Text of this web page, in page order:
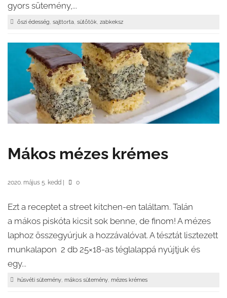
gyors sütemény,...
őszi édesség, sajttorta, sütőtök, zabkeksz
Mákos mézes krémes
2020. május 5. kedd 0
Ezt a receptet a street kitchen-en találtam. Talán
a mákos piskóta kicsit sok benne, de finom! A mézes
laphoz összegyúrjuk a hozzávalóvat. A tésztát lisztezett
munkalapon 2 db 25×18-as téglalappá nyújtjuk és
egy...
húsvéti sütemény, mákos sütemény, mézes krémes